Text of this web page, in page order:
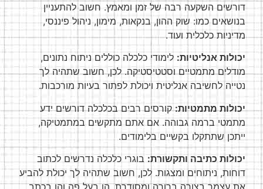
דורשים השקעה רבה של זמן ומאמץ. חשוב להתעניין
בנושאים כמו: שוק ההון, בנקאות, מימון, ניהול פיננסי,
מדיניות כלכלית ועוד.
יכולות אנליטיות: לימודי כלכלה כוללים ניתוח נתונים,
מודלים מתמטיים וסטטיסטיקה. לכן, חשוב שתהיה לך
נטייה לחשיבה אנליטית ויכולת לפתור בעיות מורכבות.
יכולות מתמטיות:קורסים רבים בכלכלה דורשים ידע
מתמטי ברמה גבוהה. אם אתם מתקשים במתמטיקה,
ייתכן שתתקלו בקשיים בלימודים.
יכולות כתיבה ותקשורת: בוגרי כלכלה נדרשים לכתוב
דוחות, ניתוחים ומצגות. לכן, חשוב שתהיה לך יכולת להביע